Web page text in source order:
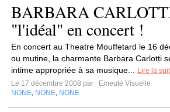
BARBARA
"l'idéal" en concert !
En concert au Theatre Mouffetard le 16
ou mutine, la charmante Barbara Carlotti
intime appropriée à sa musique...
Lire la
Le 17 décembre 2008 par
Emeute Visuelle
NONE NONE NONE